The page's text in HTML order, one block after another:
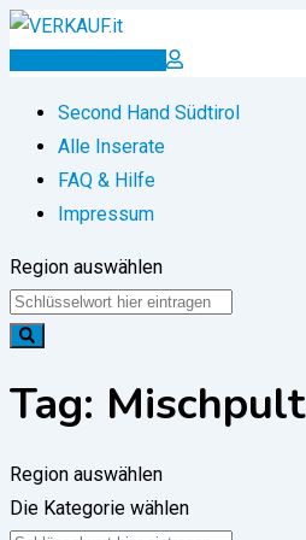
Zum
Inserat erstellen
Second Hand Südtirol
Alle Inserate
FAQ & Hilfe
Impressum
Region auswählen
Tag: Mischpult
Region auswählen
Die Kategorie wählen